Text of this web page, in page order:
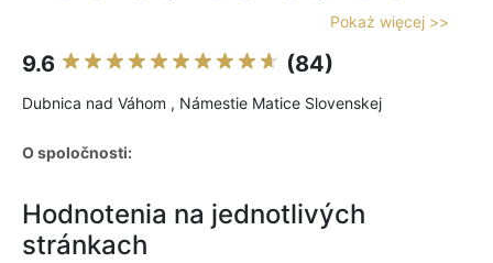
Pokaż więcej >>
9.6 (84)
Dubnica nad Váhom , Námestie Matice Slovenskej
O spoločnosti:
Hodnotenia na jednotlivých
stránkach